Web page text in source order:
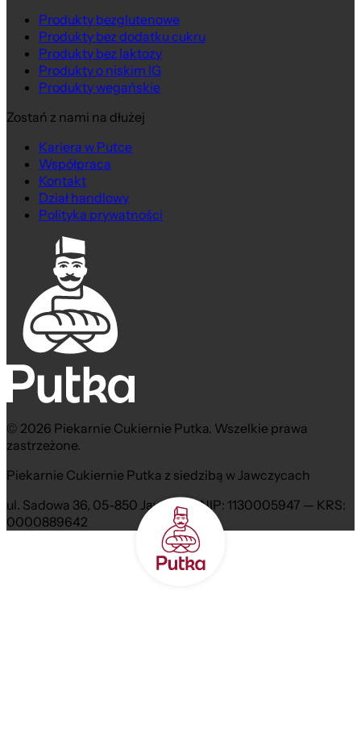
Produkty bezglutenowe
Produkty bez dodatku cukru
Produkty bez laktozy
Produkty o niskim IG
Produkty wegańskie
Zostań z nami na dłużej
Kariera w Putce
Współpraca
Kontakt
Dział handlowy
Polityka prywatności
© 2026 Piekarnie Cukiernie Putka. Wszelkie prawa
zastrzeżone.
Piekarnie Cukiernie Putka z siedzibą w Jawczycach
ul. Sadowa 36, 05-850 Jawczyce NIP: 1130005947 — KRS:
0000889642